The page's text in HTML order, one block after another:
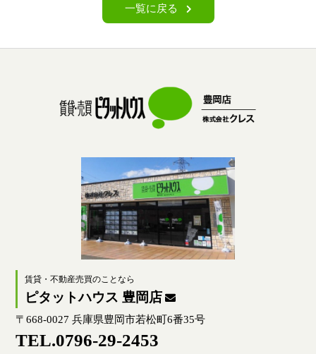
一覧に戻る
賃貸・不動産売買のことなら
ピタットハウス 豊岡店
〒668-0027 兵庫県豊岡市若松町6番35号
TEL.0796-29-2453